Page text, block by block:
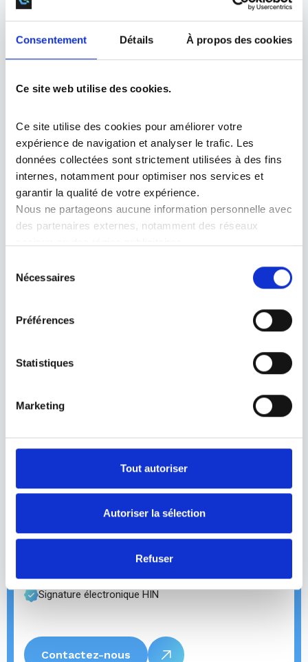
Consentement Détails À propos des cookies
Ce site web utilise des cookies.
Ce site utilise des cookies pour améliorer votre
expérience de navigation et analyser le trafic. Les
données collectées sont strictement utilisées à des fins
internes, notamment pour optimiser nos services et
garantir la qualité de votre expérience.
Nous ne partageons aucune information personnelle avec
des partenaires externes, notamment des réseaux
cookies à tout moment via le bandeau ou les paramètres
Nécessaires
Préférences
Statistiques
Marketing
Tout autoriser
Autoriser la sélection
Refuser
Support et maintenance
Mediway est composé de
DOSSIER MÉDICAL
module central de notre logiciel Mediway.
Saisissez rapidement vos consultations grâce
à une interface intuitive et personnalisable.
Créez des calques ou squelettes adaptés à
consultations de manière efficace.
Saisie rapide des consultations (Valeurs prérentrées)
Reconnaissance vocale pour vos dictées en toute
Ordonnance incluant MedIndex (interactions &
Signature électronique HIN
Contactez-nous